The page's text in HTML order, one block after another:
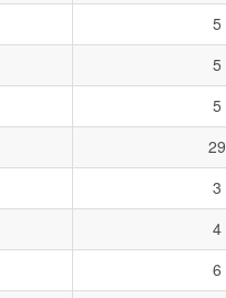
5
5
5
29
3
4
6